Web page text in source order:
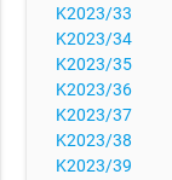
K2023/33
K2023/34
K2023/35
K2023/36
K2023/37
K2023/38
K2023/39